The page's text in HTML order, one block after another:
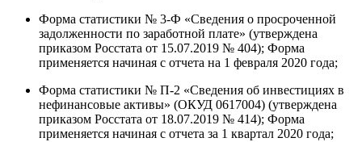
Форма статистики № 3-Ф «Сведения о просроченной
задолженности по заработной плате» (утверждена
приказом Росстата от 15.07.2019 № 404); Форма
применяется начиная с отчета на 1 февраля 2020 года;
Форма статистики № П-2 «Сведения об инвестициях в
нефинансовые активы» (ОКУД 0617004) (утверждена
приказом Росстата от 18.07.2019 № 414); Форма
применяется начиная с отчета за 1 квартал 2020 года;